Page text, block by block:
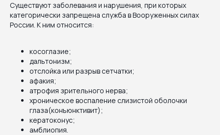
Существуют заболевания и нарушения, при которых
категорически запрещена служба в Вооруженных силах
России. К ним относится:
косоглазие;
дальтонизм;
отслойка или разрыв сетчатки;
афакия;
атрофия зрительного нерва;
хроническое воспаление слизистой оболочки
глаза(конъюнктивит);
кератоконус;
амблиопия.